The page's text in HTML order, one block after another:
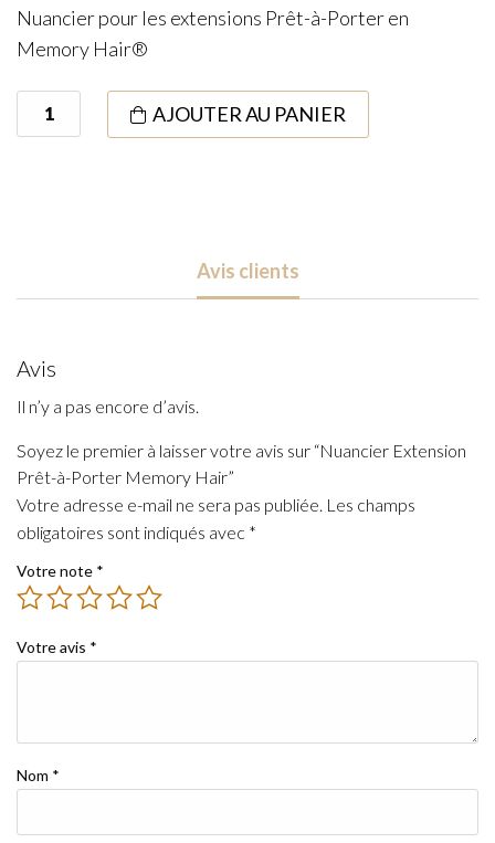
Nuancier pour les extensions Prêt-à-Porter en
Memory Hair®
quantité
de
Memory
AJOUTER AU PANIER
Avis clients
Avis
Il n’y a pas encore d’avis.
Soyez le premier à laisser votre avis sur “Nuancier Extension
Prêt-à-Porter Memory Hair”
Votre adresse e-mail ne sera pas publiée. Les champs
obligatoires sont indiqués avec *
Votre note *
Votre avis *
Nom *